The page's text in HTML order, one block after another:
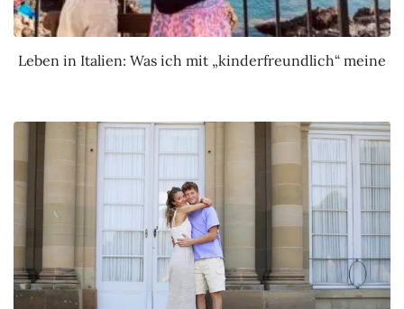
Leben in Italien: Was ich mit „kinderfreundlich“ meine